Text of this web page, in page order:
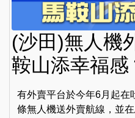
(沙田)無人機
鞍山添幸福感
有外賣平台於今年6月起在
條無人機送外賣航線，並